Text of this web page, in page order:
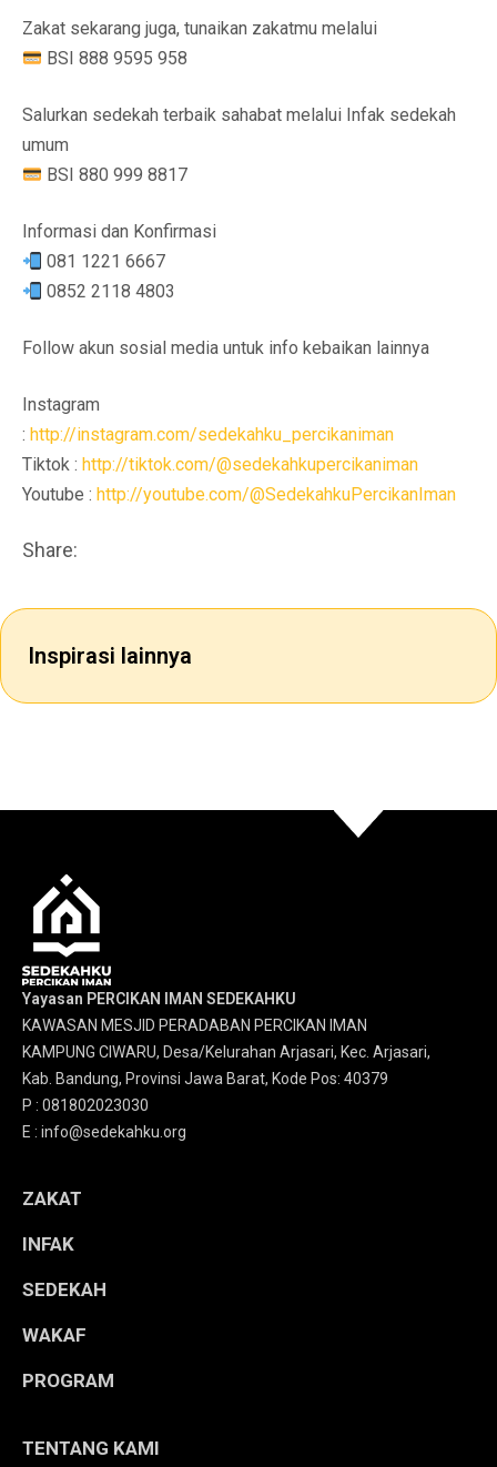
Zakat sekarang juga, tunaikan zakatmu melalui
BSI 888 9595 958
Salurkan sedekah terbaik sahabat melalui Infak sedekah
umum
BSI 880 999 8817
Informasi dan Konfirmasi
081 1221 6667
0852 2118 4803
Follow akun sosial media untuk info kebaikan lainnya
Instagram
: http://instagram.com/sedekahku_percikaniman
Tiktok : http://tiktok.com/@sedekahkupercikaniman
Youtube : http://youtube.com/@SedekahkuPercikanIman
Share:
Inspirasi lainnya
Yayasan PERCIKAN IMAN SEDEKAHKU
KAWASAN MESJID PERADABAN PERCIKAN IMAN
KAMPUNG CIWARU, Desa/Kelurahan Arjasari, Kec. Arjasari,
Kab. Bandung, Provinsi Jawa Barat, Kode Pos: 40379
P : 081802023030
E : info@sedekahku.org
ZAKAT
INFAK
SEDEKAH
WAKAF
PROGRAM
TENTANG KAMI